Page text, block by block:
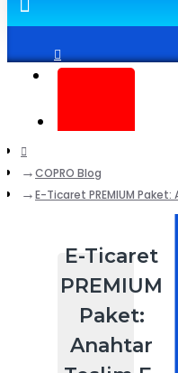
Giriş yap
COPRO Blog
E-Ticaret PREMIUM
E-Ticaret
PREMIUM
Paket:
Anahtar